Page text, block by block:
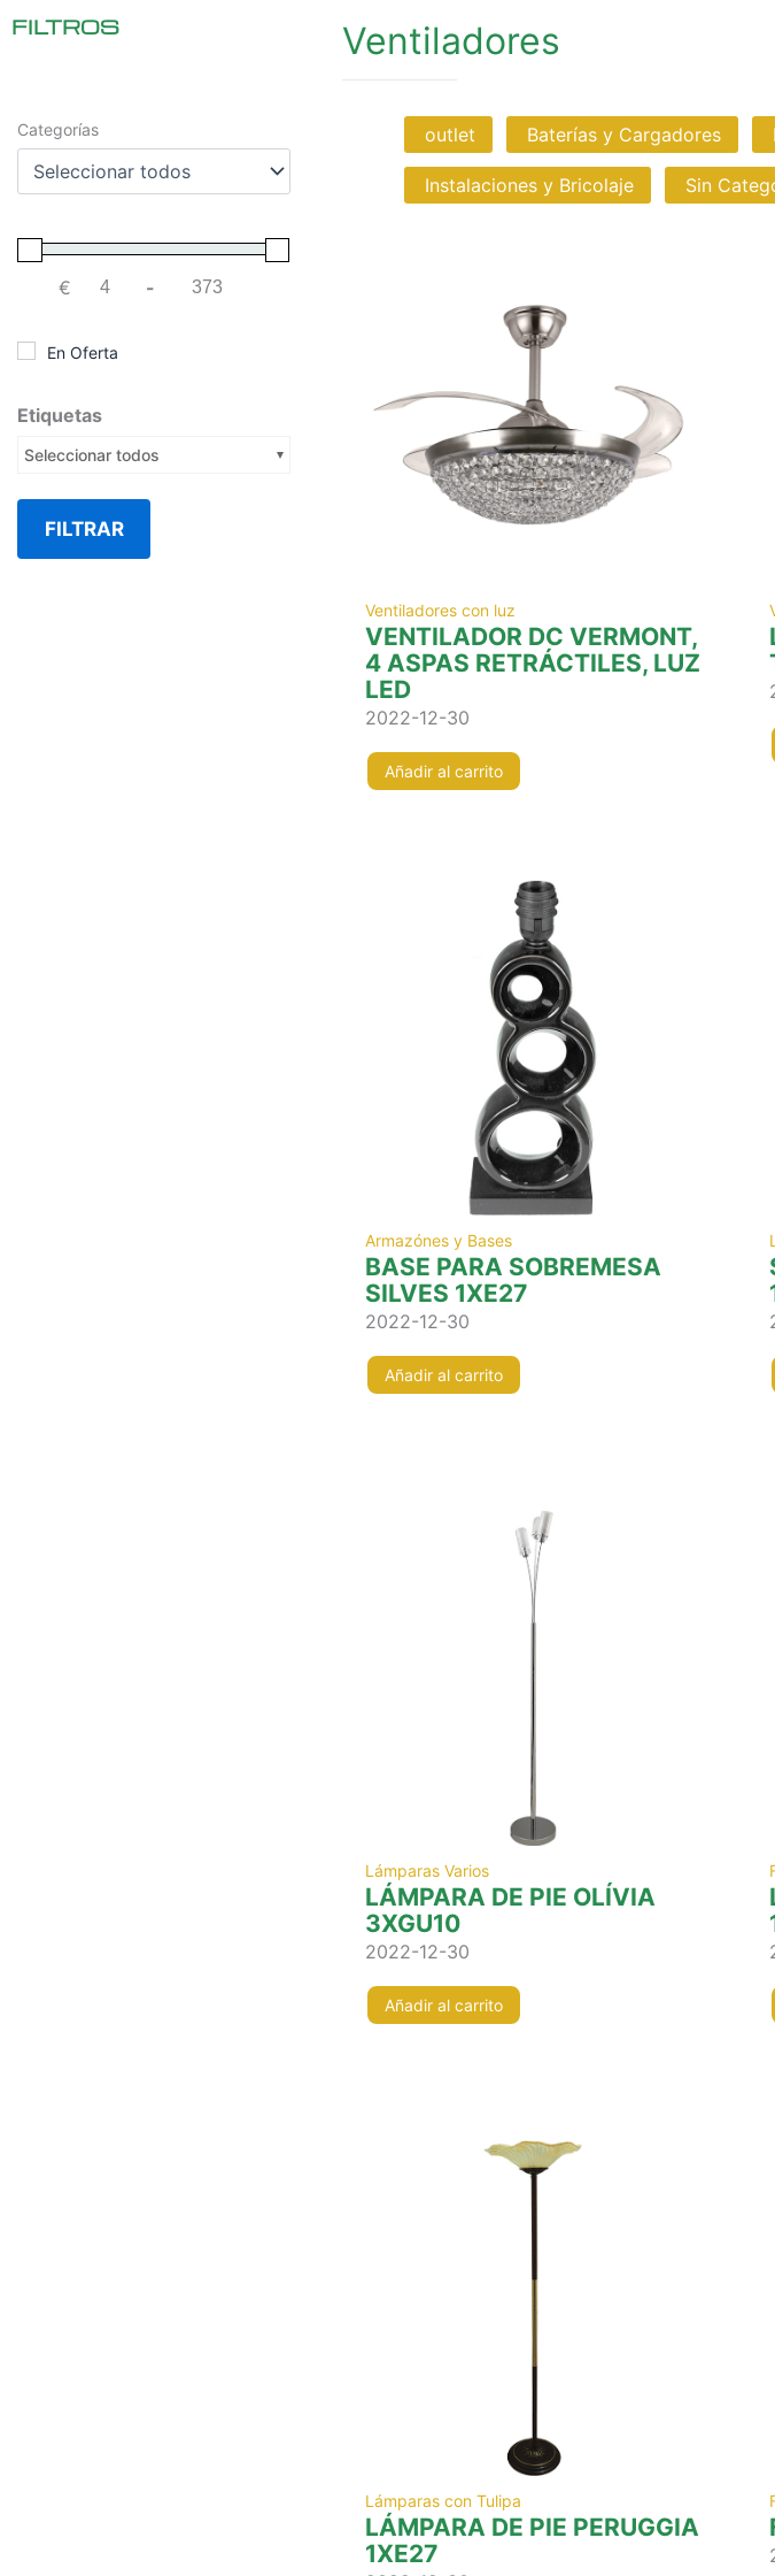
FILTROS
Categorías
€ Minimum Price
- Maximum Price
En Oferta
Etiquetas
Seleccionar todos
FILTRAR
Ventiladores
outlet Baterías y Cargadores
Instalaciones y Bricolaje Sin
Ventiladores con luz
VENTILADOR DC VERMONT,
4 ASPAS RETRÁCTILES, LUZ
LED
2022-12-30
Añadir al carrito
Armazónes y Bases
BASE PARA SOBREMESA
SILVES 1XE27
2022-12-30
Añadir al carrito
Lámparas Varios
LÁMPARA DE PIE OLÍVIA
3XGU10
2022-12-30
Añadir al carrito
Lámparas con Tulipa
LÁMPARA DE PIE PERUGGIA
1XE27